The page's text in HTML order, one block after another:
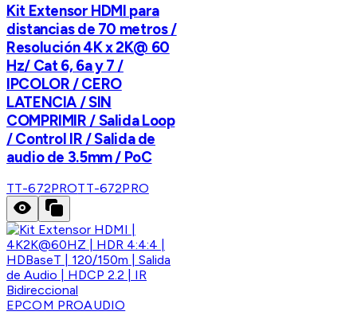
Kit Extensor HDMI para
distancias de 70 metros /
Resolución 4K x 2K@ 60
Hz/ Cat 6, 6a y 7 /
IPCOLOR / CERO
LATENCIA / SIN
COMPRIMIR / Salida Loop
/ Control IR / Salida de
audio de 3.5mm / PoC
TT-672PROTT-672PRO
EPCOM PROAUDIO